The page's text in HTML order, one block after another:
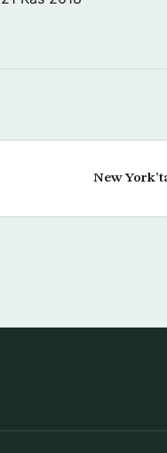
New